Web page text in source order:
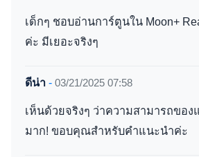
เด็กๆ ชอบอ่านการ์ตูนใน Moon+
ค่ะ มีเยอะจริงๆ
ดีน่า - 03/21/2025 07:58
เห็นด้วยจริงๆ ว่าความสามารถขอ
มาก! ขอบคุณสำหรับคำแนะนำค่ะ